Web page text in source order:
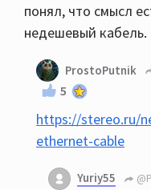
понял, что смысл
недешевый кабель.
ProstoPutnik
5
https://stereo.ru/
ethernet-cable
Yuriy55